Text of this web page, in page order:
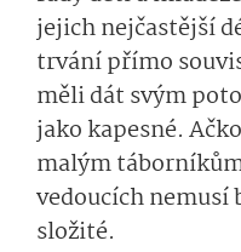
jejich nejčastější
trvání přímo
měli dát svým
jako kapesné.
malým
vedoucích nemusí
složité.